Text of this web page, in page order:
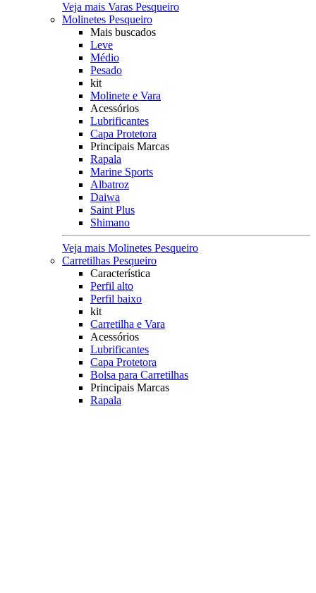
Veja mais Varas Pesqueiro
Molinetes Pesqueiro
Mais buscados
Leve
Médio
Pesado
kit
Molinete e Vara
Acessórios
Lubrificantes
Capa Protetora
Principais Marcas
Rapala
Marine Sports
Albatroz
Daiwa
Saint Plus
Shimano
Veja mais Molinetes Pesqueiro
Carretilhas Pesqueiro
Característica
Perfil alto
Perfil baixo
kit
Carretilha e Vara
Acessórios
Lubrificantes
Capa Protetora
Bolsa para Carretilhas
Principais Marcas
Rapala